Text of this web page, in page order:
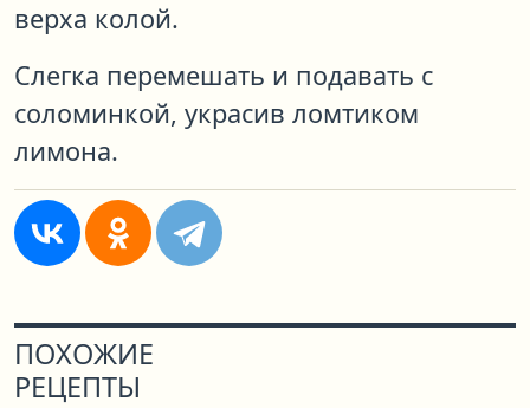
верха колой.
Слегка перемешать и подавать с
соломинкой, украсив ломтиком
лимона.
ПОХОЖИЕ
РЕЦЕПТЫ